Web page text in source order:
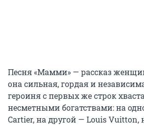
Песня «Мамми» — рассказ
она сильная, гордая и
героиня с первых же строк
несметными богатствами: на
Cartier, на другой — Louis Vuitton,